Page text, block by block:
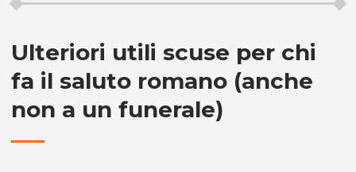
Ulteriori utili scuse per chi
fa il saluto romano (anche
non a un funerale)